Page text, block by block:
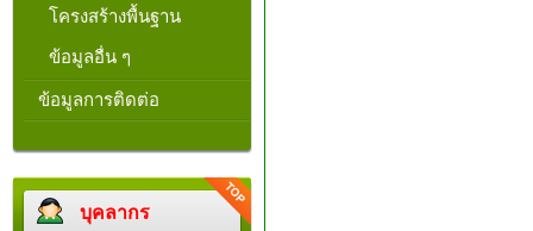
โครงสร้างพื้นฐาน
ข้อมูลอื่น ๆ
ข้อมูลการติดต่อ
บุคลากร